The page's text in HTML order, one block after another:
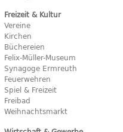
Freizeit & Kultur
Vereine
Kirchen
Büchereien
Felix-Müller-Museum
Synagoge Ermreuth
Feuerwehren
Spiel & Freizeit
Freibad
Weihnachtsmarkt